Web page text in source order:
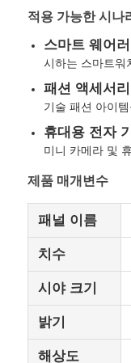
회사 소개
공장 견학
품질 관리
문의하기
뉴스
사건
TFT LCD 디스
적용 가능한 시나
스마트 웨어
시하는 스마트워
패션 액세서
기술 패션 아이
휴대용 전자
미니 카메라 및
제품 매개변수
패널 이름
치수
시야 크기
밝기
해상도